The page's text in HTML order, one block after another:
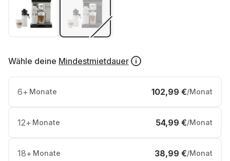
Wähle deine Mindestmietdauer
6+ Monate 102,99 €/Monat
12+ Monate 54,99 €/Monat
18+ Monate 38,99 €/Monat